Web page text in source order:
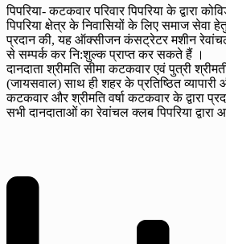
पिपरिया- कटकवार परिवार पिपरिया के द्वारा
पिपरिया क्षेत्र के निवासियों के लिए समाज
प्रदान की, यह ऑक्सीजन कंसट्रेटर मशीन
से सम्पर्क कर नि:शुल्क प्राप्त कर सकते हैं ।
दानदाता श्रीमति सीमा कटकवार एवं पुत्री
(जायसवाल) साथ ही शहर के प्रतिष्ठित
कटकवार और श्रीमति वर्षा कटकवार के द्वारा
सभी दानदाताओं का रेवांचल क्लब पिपरिया द्वारा